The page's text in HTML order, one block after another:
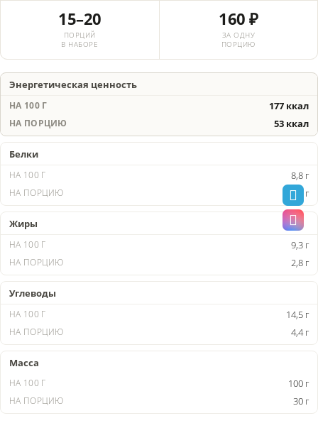
15–20
ПОРЦИЙ
В НАБОРЕ
160 ₽
ЗА ОДНУ
ПОРЦИЮ
Энергетическая ценность
177 ккал
53 ккал
Белки
8,8 г
2,6 г
Жиры
9,3 г
2,8 г
Углеводы
14,5 г
4,4 г
Масса
100 г
30 г